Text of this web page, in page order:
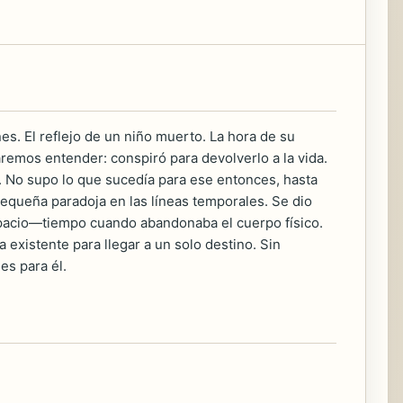
El reflejo de un niño muerto. La hora de su
entender: conspiró para devolverlo a la vida.
supo lo que sucedía para ese entonces, hasta
paradoja en las líneas temporales. Se dio
cuando abandonaba el cuerpo físico.
existente para llegar a un solo destino. Sin
para él.